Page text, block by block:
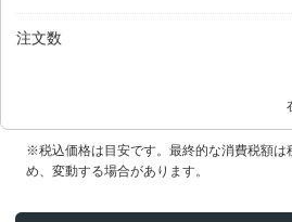
注文数
※税込価格は目安です。最終的な消費税額は
め、変動する場合があります。